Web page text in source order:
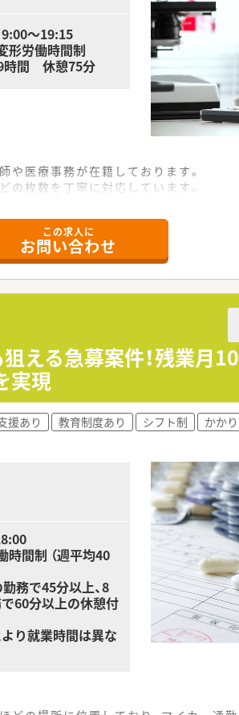
～19:15
形労働時間制
時間 休憩75分
医療事務が在籍しております。
枚数を丁寧に対応しています。
年にわたり地域密着の経営を続けてお
ッフの気持ちを尊重する風土が根付い
わたって安心して長くキャリアを築
得日数も14日以上と休みが取りやすい
仕事の後はしっかりと体を休めるこ
間を大切にしながらワークライフバ
円から590万円の高年収を提示可能で
績により年収約600万円の提示事例も
入に直結し、高いモチベーションを維
この求人に
お問い合わせ
える急募案件！残業月
実現
援あり 教育制度あり シフト制 かか
時間制 （週平均40
務で45分以上、8
60分以上の休憩付
り就業時間は異な